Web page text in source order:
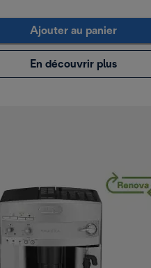
Ajouter au panier
En découvrir plus